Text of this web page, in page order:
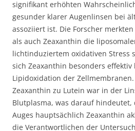
signifikant erhöhten
gesunder klarer Augenlinsen bei
assoziiert ist. Die Forscher
als auch Zeaxanthin die
lichtinduziertem oxidativen Stress
sich Zeaxanthin besonders effektiv
Lipidoxidation der Zellmembranen.
Zeaxanthin zu Lutein war in der
Blutplasma, was darauf hindeutet,
Auges hauptsächlich Zeaxanthin
die Verantwortlichen der